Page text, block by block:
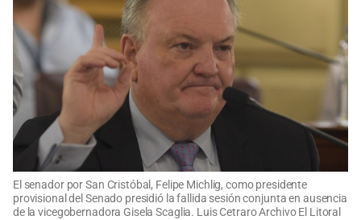
El senador por San Cristóbal, Felipe Michlig, como presidente
provisional del Senado presidió la fallida sesión conjunta en ausencia
de la vicegobernadora Gisela Scaglia. Luis Cetraro Archivo El Litoral